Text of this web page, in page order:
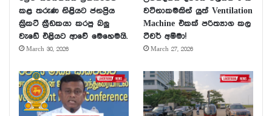
කළ තරුණ නිළියට ජනප්‍රිය
ක්‍රිකට් ක්‍රීඩකයා කරපු බලු
වැඩේ එළියට ආවේ මෙහෙමයි.
March 30, 2026
වටිනාකමකින් යුත් Ventilation
Machine එකක් පරිත්‍යාග කල
ටීචර් අම්මා!
March 27, 2026